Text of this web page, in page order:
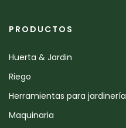
PRODUCTOS
Huerta & Jardin
Riego
Herramientas para jardinería
Maquinaria